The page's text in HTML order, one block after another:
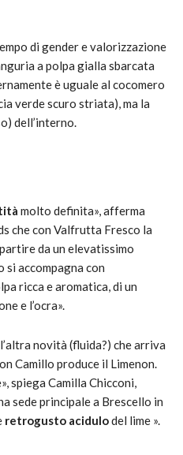
di gender e valorizzazione
a polpa gialla sbarcata
è uguale al cocomero
verde scuro striata), ma la
dell’interno.
molto definita», afferma
che con Valfrutta Fresco la
da un elevatissimo
si accompagna con
ricca e aromatica, di un
e l’ocra».
novità (fluida?) che arriva
Camillo produce il Limenon.
spiega Camilla Chicconi,
sede principale a Brescello in
retrogusto acidulodel lime ».